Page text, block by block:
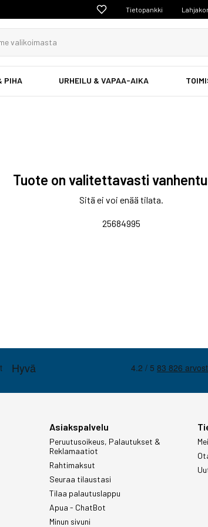
Tietopankki
PIHA URHEILU & VAPAA-AIKA
Tuote on valitettavasti
Sitä ei voi enää tilata.
25684995
Asiakspalvelu
Peruutusoikeus, Palautukset &
Reklamaatiot
Rahtimaksut
Seuraa tilaustasi
Tilaa palautuslappu
Apua - ChatBot
Minun sivuni